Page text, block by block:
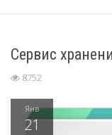
Сервис
8752
Янв
21